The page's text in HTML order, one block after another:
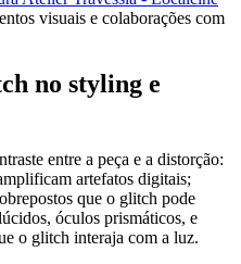
visuais e colaborações com
no styling e
entre a peça e a distorção:
artefatos digitais;
que o glitch pode
óculos prismáticos, e
o glitch interaja com a luz.